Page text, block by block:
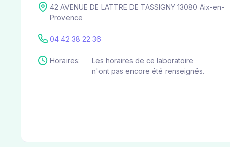
42 AVENUE DE LATTRE DE TASSIGNY 13080 Aix-en-
Provence
04 42 38 22 36
Horaires:
Les horaires de ce laboratoire
n'ont pas encore été renseignés.